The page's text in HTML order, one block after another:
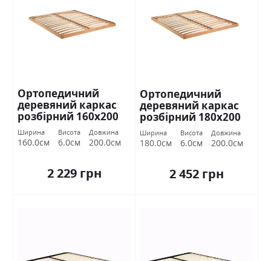
Ортопедичний
деревяний каркас
розбірний 160х200
Міромарк
Ширина
160.0см
Висота
6.0см
Довжина
200.0см
2 229 грн
Ортопедичний
деревяний каркас
розбірний 180х200
Міромарк
Ширина
180.0см
Висота
6.0см
Довжина
200.0см
2 452 грн